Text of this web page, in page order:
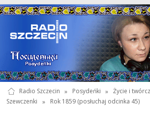
Radio Szczecin » Posydeńki » Życie i
Szewczenki
» Rok 1859 (posłuchaj odcinka 45)